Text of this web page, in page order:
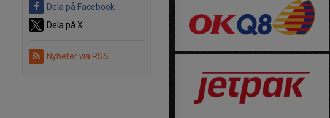
Dela på Facebook
Dela på X
Nyheter via RSS